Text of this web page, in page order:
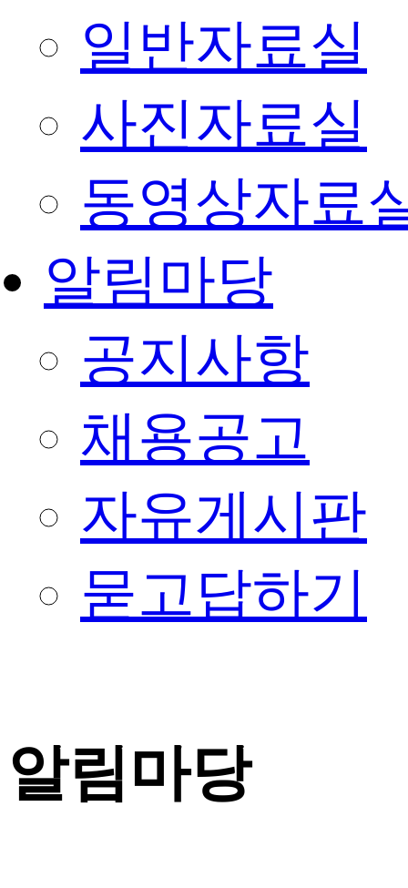
일반자료실
사진자료실
동영상자료
알림마당
공지사항
채용공고
자유게시판
묻고답하기
알림마당